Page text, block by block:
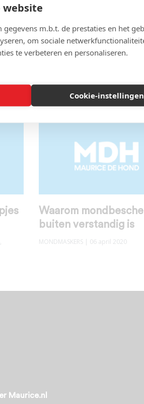
website
m.b.t. de prestaties en het
om sociale
te verbeteren en personaliseren.
Cookie-instellingen
2020
Fascinerend
over effect
COVID-19,MONDMASKERS| 27
,
Waarom
buiten verstandig is
MONDMASKERS | 06 april 2020
Maurice.nl